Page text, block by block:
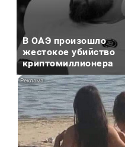
В ОАЭ произошло
жестокое убийство
криптомиллионера